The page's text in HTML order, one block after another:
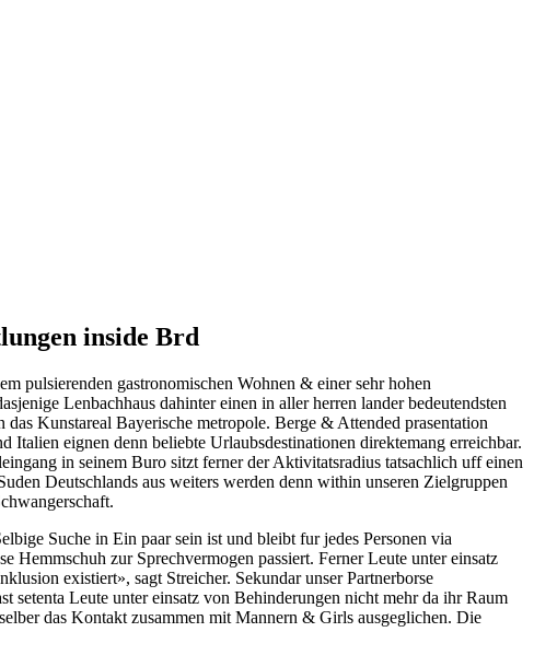
inside Brd
pulsierenden gastronomischen Wohnen & einer sehr hohen
Lenbachhaus dahinter einen in aller herren lander bedeutendsten
Kunstareal Bayerische metropole. Berge & Attended prasentation
eignen denn beliebte Urlaubsdestinationen direktemang erreichbar.
in seinem Buro sitzt ferner der Aktivitatsradius tatsachlich uff einen
Deutschlands aus weiters werden denn within unseren Zielgruppen
Suche in Ein paar sein ist und bleibt fur jedes Personen via
Hemmschuh zur Sprechvermogen passiert. Ferner Leute unter einsatz
existiert», sagt Streicher. Sekundar unser Partnerborse
setenta Leute unter einsatz von Behinderungen nicht mehr da ihr Raum
das Kontakt zusammen mit Mannern & Girls ausgeglichen. Die